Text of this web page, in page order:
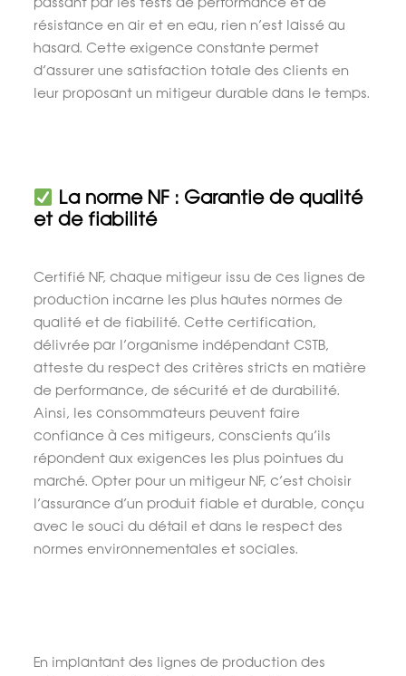
résistance en air et en eau, rien n’est laissé au
hasard. Cette exigence constante permet
d’assurer une satisfaction totale des clients en
leur proposant un mitigeur durable dans le temps.
La norme NF : Garantie de qualité
et de fiabilité
Certifié NF, chaque mitigeur issu de ces lignes de
production incarne les plus hautes normes de
qualité et de fiabilité. Cette certification,
délivrée par l’organisme indépendant CSTB,
atteste du respect des critères stricts en matière
de performance, de sécurité et de durabilité.
Ainsi, les consommateurs peuvent faire
confiance à ces mitigeurs, conscients qu’ils
répondent aux exigences les plus pointues du
marché. Opter pour un mitigeur NF, c’est choisir
l’assurance d’un produit fiable et durable, conçu
avec le souci du détail et dans le respect des
normes environnementales et sociales.
En implantant des lignes de production des